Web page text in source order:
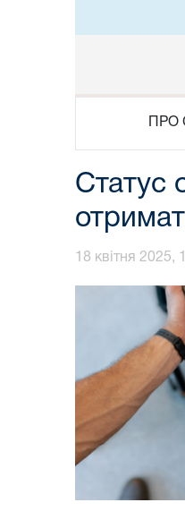
ПРО
Статус
18 квітня 2025,